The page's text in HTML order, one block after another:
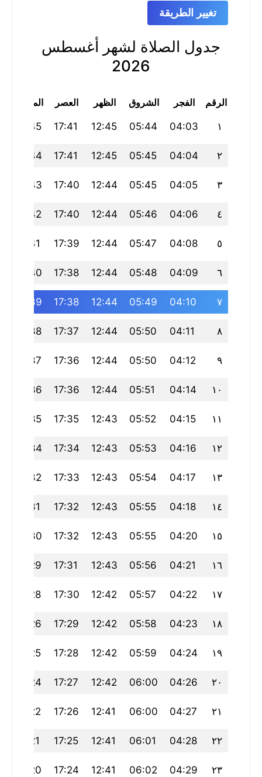
تغيير الطريقة
جدول الصلاة لشهر أغسطس
2026
الرقم الفجر الشروق الظهر العصر المغرب
١ 04:03
05:44
12:45
17:41
19:45
٢ 04:04
05:45
12:45
17:41
19:44
٣ 04:05
05:45
12:44
17:40
19:43
٤ 04:06
05:46
12:44
17:40
19:42
٥ 04:08
05:47
12:44
17:39
19:41
٦ 04:09
05:48
12:44
17:38
19:40
٧ 04:10
05:49
12:44
17:38
19:39
٨ 04:11
05:50
12:44
17:37
19:38
٩ 04:12
05:50
12:44
17:36
19:37
١٠ 04:14
05:51
12:44
17:36
19:36
١١ 04:15
05:52
12:43
17:35
19:35
١٢ 04:16
05:53
12:43
17:34
19:34
١٣ 04:17
05:54
12:43
17:33
19:32
١٤ 04:18
05:55
12:43
17:32
19:31
١٥ 04:20
05:55
12:43
17:32
19:30
١٦ 04:21
05:56
12:43
17:31
19:29
١٧ 04:22
05:57
12:42
17:30
19:28
١٨ 04:23
05:58
12:42
17:29
19:26
١٩ 04:24
05:59
12:42
17:28
19:25
٢٠ 04:26
06:00
12:42
17:27
19:24
٢١ 04:27
06:00
12:41
17:26
19:22
٢٢ 04:28
06:01
12:41
17:25
19:21
٢٣ 04:29
06:02
12:41
17:24
19:20